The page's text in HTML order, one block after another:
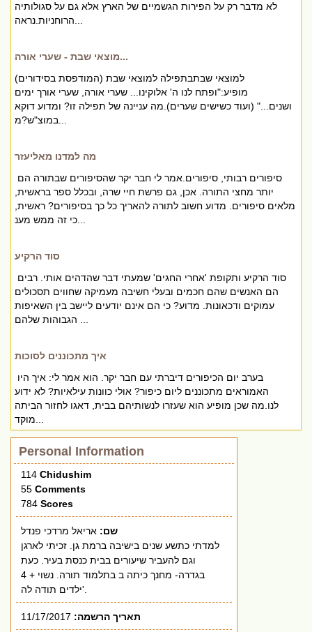
לא מדבר רק על הפירות הגשמיים של הארץ אלא גם על סגולותיה
מוצאי שבת - שערי אורה...
למוצאי שבתבתפילה למוצאי שבת (המודפסת בסידורים)
מופיע:"ופתח לנו ה' אלוקינו... שערי אורה, שערי אורך ימים
ושנים..." (ועוד כשישים שערים).מה עניינה של תפילה זו? ומדוע דוקא
מה למדנו מאליעזר
יותר מחצי התורה. אכן, גם פרשת חיי שרה, ובכלל ספר בראשית,
מלאים סיפורים. מדוע חשוב לתורה להאריך כל כך בסיפורים? ראשית,
סוד הרקיע
הם האנשים שהם חכמים ובעלי חשיבה מעמיקה שחווים תסכולים
עמוקים ודכאונות. מדוע? כי הם אינם יודעים ליישב בין השאיפות
איך מתכוננים לסוכות
האמוראים מתכוננים ליום כיפור? אולי כוונות עילאיות? לא ידוע
לנו.מה שכן מופיע הוא שעזרו לנשותיהם בבית, דאגו לחזור הביתה
Personal Information
114 Chidushim
55 Comments
784 Scores
שם: אריאל מרדכי פנדל
למדתי כתשע שנים בישיבה ברמת גן. זכיתי לארגן
וגם להעביר שיעורים בבית כנסת בעיר. כעת
בגדרה- מחנך כיתה ב בתלמוד תורה. נשוי + 4
ילדים תודה לה'.
תאריך הרשמה: 11/17/2017